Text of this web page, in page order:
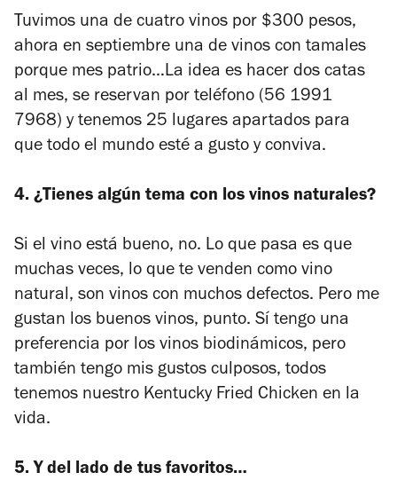
Tuvimos una de cuatro vinos por $300 pesos,
ahora en septiembre una de vinos con tamales
porque mes patrio…La idea es hacer dos catas
al mes, se reservan por teléfono (56 1991
7968) y tenemos 25 lugares apartados para
que todo el mundo esté a gusto y conviva.
4. ¿Tienes algún tema con los vinos naturales?
Si el vino está bueno, no. Lo que pasa es que
muchas veces, lo que te venden como vino
natural, son vinos con muchos defectos. Pero me
gustan los buenos vinos, punto. Sí tengo una
preferencia por los vinos biodinámicos, pero
también tengo mis gustos culposos, todos
tenemos nuestro Kentucky Fried Chicken en la
vida.
5. Y del lado de tus favoritos…